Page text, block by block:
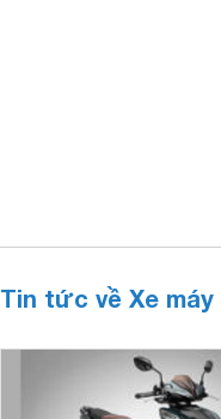
Tin tức về Xe máy